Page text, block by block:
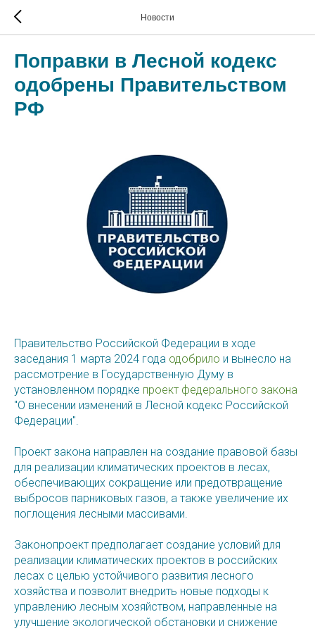
Новости
Поправки в Лесной кодекс
одобрены Правительством
РФ
Правительство Российской Федерации в ходе
заседания 1 марта 2024 года одобрило и вынесло на
рассмотрение в Государственную Думу в
установленном порядке проект федерального закона
"О внесении изменений в Лесной кодекс Российской
Федерации".
Проект закона направлен на создание правовой базы
для реализации климатических проектов в лесах,
обеспечивающих сокращение или предотвращение
выбросов парниковых газов, а также увеличение их
поглощения лесными массивами.
Законопроект предполагает создание условий для
реализации климатических проектов в российских
лесах с целью устойчивого развития лесного
хозяйства и позволит внедрить новые подходы к
управлению лесным хозяйством, направленные на
улучшение экологической обстановки и снижение